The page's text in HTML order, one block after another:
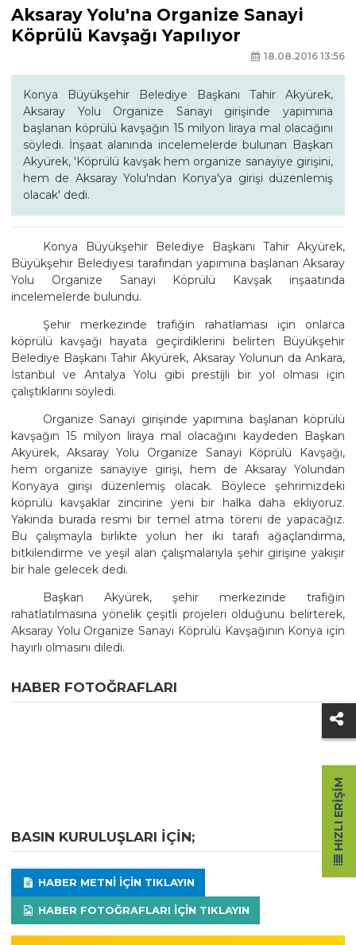
Aksaray Yolu'na Organize Sanayi
Köprülü Kavşağı Yapılıyor
18.08.2016 13:56
Konya Büyükşehir Belediye Başkanı Tahir Akyürek,
Aksaray Yolu Organize Sanayi girişinde yapımına
başlanan köprülü kavşağın 15 milyon liraya mal olacağını
söyledi. İnşaat alanında incelemelerde bulunan Başkan
Akyürek, 'Köprülü kavşak hem organize sanayiye girişini,
hem de Aksaray Yolu'ndan Konya'ya girişi düzenlemiş
olacak' dedi.
Konya Büyükşehir Belediye Başkanı Tahir Akyürek,
Büyükşehir Belediyesi tarafından yapımına başlanan Aksaray
Yolu Organize Sanayi Köprülü Kavşak inşaatında
incelemelerde bulundu.
Şehir merkezinde trafiğin rahatlaması için onlarca
köprülü kavşağı hayata geçirdiklerini belirten Büyükşehir
Belediye Başkanı Tahir Akyürek, Aksaray Yolunun da Ankara,
İstanbul ve Antalya Yolu gibi prestijli bir yol olması için
çalıştıklarını söyledi.
Organize Sanayi girişinde yapımına başlanan köprülü
kavşağın 15 milyon liraya mal olacağını kaydeden Başkan
Akyürek, Aksaray Yolu Organize Sanayi Köprülü Kavşağı,
hem organize sanayiye girişi, hem de Aksaray Yolundan
Konyaya girişi düzenlemiş olacak. Böylece şehrimizdeki
köprülü kavşaklar zincirine yeni bir halka daha ekliyoruz.
Yakında burada resmi bir temel atma töreni de yapacağız.
Bu çalışmayla birlikte yolun her iki tarafı ağaçlandırma,
bitkilendirme ve yeşil alan çalışmalarıyla şehir girişine yakışır
bir hale gelecek dedi.
Başkan Akyürek, şehir merkezinde trafiğin
rahatlatılmasına yönelik çeşitli projeleri olduğunu belirterek,
Aksaray Yolu Organize Sanayi Köprülü Kavşağının Konya için
hayırlı olmasını diledi.
HABER FOTOĞRAFLARI
BASIN KURULUŞLARI IÇIN;
HABER METNI IÇIN TIKLAYIN
HABER FOTOĞRAFLARI IÇIN TIKLAYIN
HIZLI ERIŞIM